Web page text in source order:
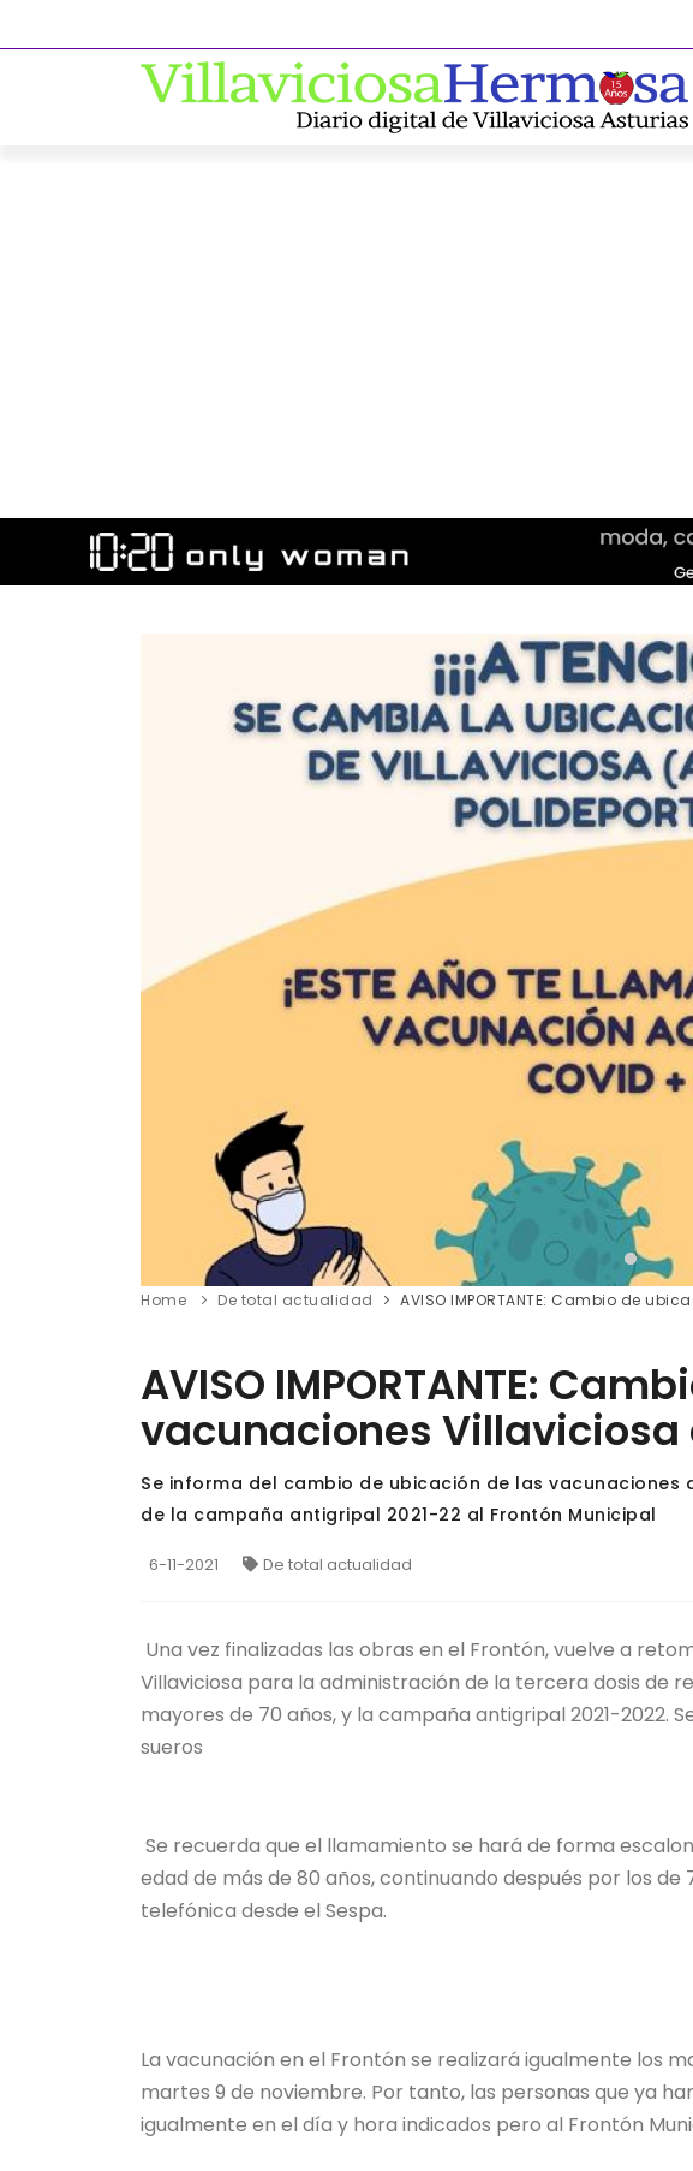
Home De total actualidad AVISO IMPORTANTE: Cambio de
AVISO IMPORTANTE:
vacunaciones Villaviciosa
Se informa del cambio de ubicación de las vacunaciones
de la campaña antigripal 2021-22 al Frontón Municipal
6-11-2021 De total actualidad
Una vez finalizadas las obras en el Frontón, vuelve a
Villaviciosa para la administración de la tercera dosis de
mayores de 70 años, y la campaña antigripal 2021-2022.
sueros
Se recuerda que el llamamiento se hará de forma
edad de más de 80 años, continuando después por los
telefónica desde el Sespa.
La vacunación en el Frontón se realizará igualmente los
martes 9 de noviembre. Por tanto, las personas que ya
igualmente en el día y hora indicados pero al Frontón